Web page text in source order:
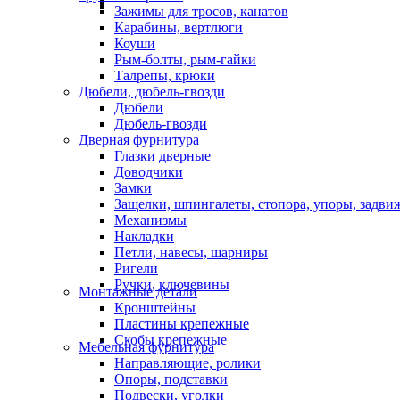
Зажимы для тросов, канатов
Карабины, вертлюги
Коуши
Рым-болты, рым-гайки
Талрепы, крюки
Дюбели, дюбель-гвозди
Дюбели
Дюбель-гвозди
Дверная фурнитура
Глазки дверные
Доводчики
Замки
Защелки, шпингалеты, стопора, упоры,
Механизмы
Накладки
Петли, навесы, шарниры
Ригели
Ручки, ключевины
Монтажные детали
Кронштейны
Пластины крепежные
Скобы крепежные
Мебельная фурнитура
Направляющие, ролики
Опоры, подставки
Подвески, уголки